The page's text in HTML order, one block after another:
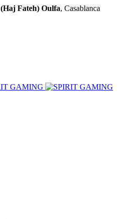
(Haj Fateh) Oulfa, Casablanca